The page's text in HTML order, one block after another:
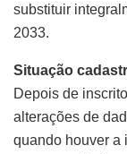
substituir
2033.
Situação
Depois de
alterações de
quando houver a